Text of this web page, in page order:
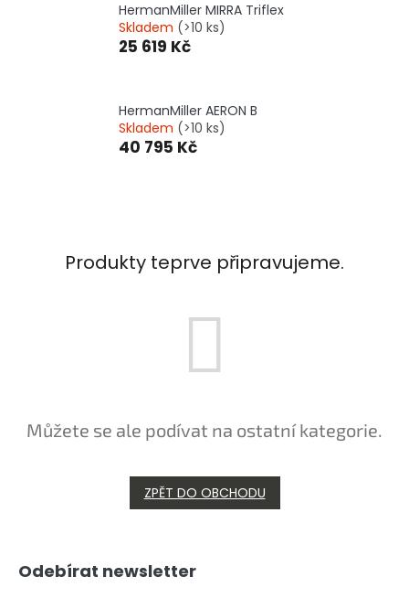
HermanMiller MIRRA Triflex
Skladem (>10 ks)
25 619 Kč
HermanMiller AERON B
Skladem (>10 ks)
40 795 Kč
Produkty teprve připravujeme.
Můžete se ale podívat na ostatní kategorie.
ZPĚT DO OBCHODU
Odebírat newsletter